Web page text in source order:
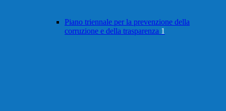
Piano triennale per la prevenzione della
corruzione e della trasparenza 1